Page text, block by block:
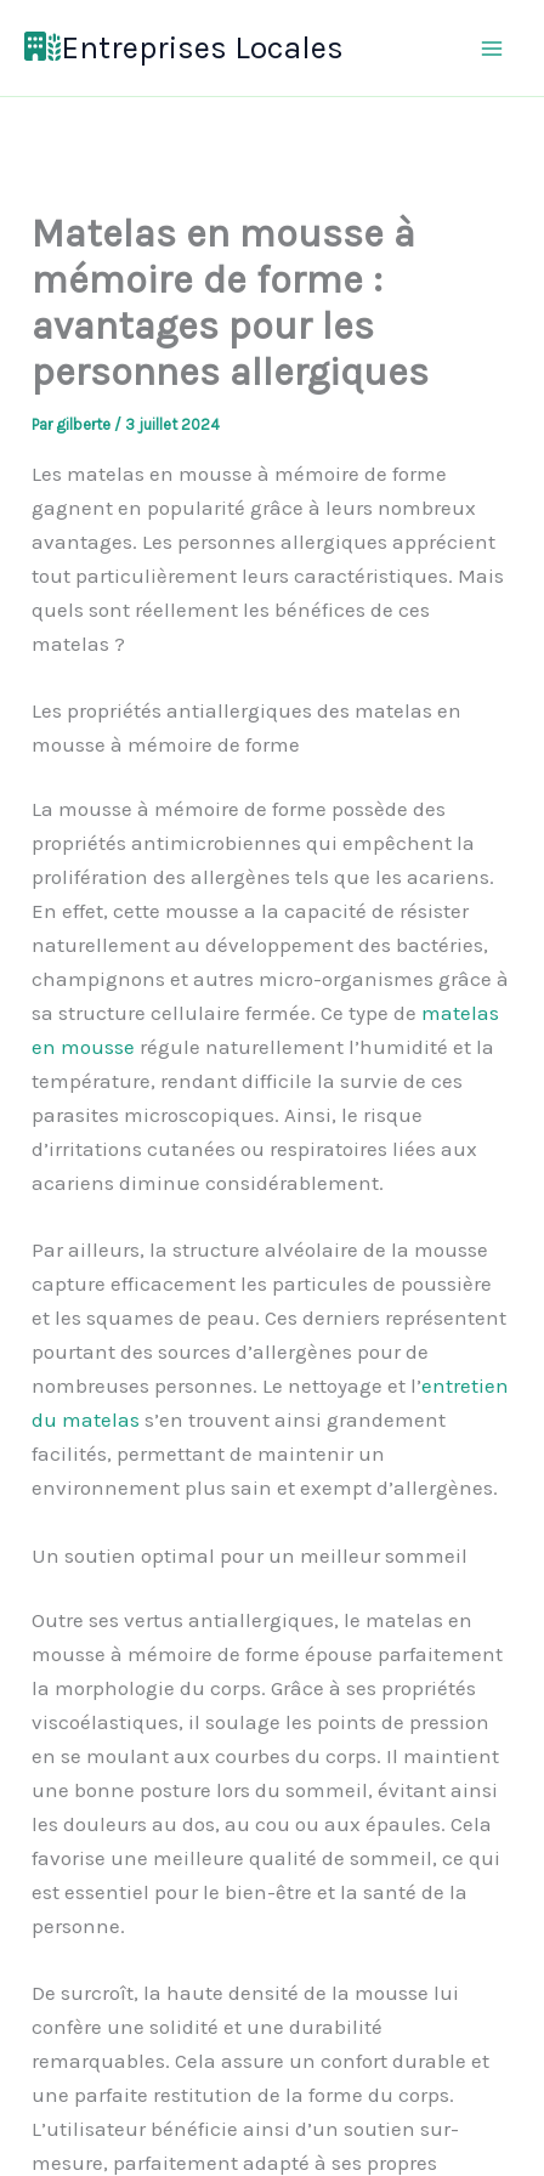
Entreprises Locales
Matelas en mousse à
mémoire de forme :
avantages pour les
personnes allergiques
Par gilberte / 3 juillet 2024
Les matelas en mousse à mémoire de forme
gagnent en popularité grâce à leurs nombreux
avantages. Les personnes allergiques apprécient
tout particulièrement leurs caractéristiques. Mais
quels sont réellement les bénéfices de ces
matelas ?
Les propriétés antiallergiques des matelas en
mousse à mémoire de forme
La mousse à mémoire de forme possède des
propriétés antimicrobiennes qui empêchent la
prolifération des allergènes tels que les acariens.
En effet, cette mousse a la capacité de résister
naturellement au développement des bactéries,
champignons et autres micro-organismes grâce à
sa structure cellulaire fermée. Ce type de matelas
en mousse régule naturellement l’humidité et la
température, rendant difficile la survie de ces
parasites microscopiques. Ainsi, le risque
d’irritations cutanées ou respiratoires liées aux
acariens diminue considérablement.
Par ailleurs, la structure alvéolaire de la mousse
capture efficacement les particules de poussière
et les squames de peau. Ces derniers représentent
pourtant des sources d’allergènes pour de
nombreuses personnes. Le nettoyage et l’entretien
du matelas s’en trouvent ainsi grandement
facilités, permettant de maintenir un
environnement plus sain et exempt d’allergènes.
Un soutien optimal pour un meilleur sommeil
Outre ses vertus antiallergiques, le matelas en
mousse à mémoire de forme épouse parfaitement
la morphologie du corps. Grâce à ses propriétés
viscoélastiques, il soulage les points de pression
en se moulant aux courbes du corps. Il maintient
une bonne posture lors du sommeil, évitant ainsi
les douleurs au dos, au cou ou aux épaules. Cela
favorise une meilleure qualité de sommeil, ce qui
est essentiel pour le bien-être et la santé de la
personne.
De surcroît, la haute densité de la mousse lui
confère une solidité et une durabilité
remarquables. Cela assure un confort durable et
une parfaite restitution de la forme du corps.
L’utilisateur bénéficie ainsi d’un soutien sur-
mesure, parfaitement adapté à ses propres